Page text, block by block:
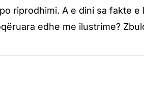
riprodhimi. A e dini sa fakte e
edhe me ilustrime?